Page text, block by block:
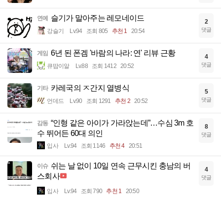
연예 슬기가 말아주는 레모네이드
강슬기 Lv.94 조회 805 추천 1 20:54
2
댓글
게임 6년 된 폰겜 '바람의 나라: 연' 리뷰 근황
큐땁이알 Lv.88 조회 1412 20:52
4
댓글
기타 카레국의 ㅈ간지 열병식
언데드 Lv.90 조회 1291 추천 2 20:52
5
댓글
감동 “인형 같은 아이가 가라앉는데”…수심 3m 호
수 뛰어든 60대 의인
입사 Lv.94 조회 1146 추천 4 20:51
8
댓글
이슈 쉬는 날 없이 10일 연속 근무시킨 충남의 버
스회사
입사 Lv.94 조회 790 추천 1 20:50
4
댓글